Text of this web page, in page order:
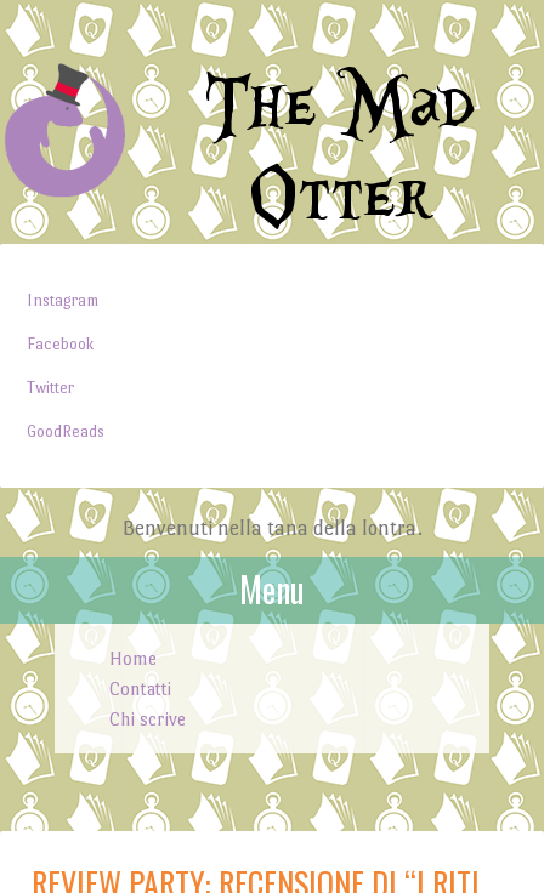
The Mad
Otter
Instagram
Facebook
Twitter
GoodReads
Benvenuti nella tana della lontra.
Menu
Skip to content
Home
Contatti
Chi scrive
REVIEW PARTY: RECENSIONE DI “I RITI